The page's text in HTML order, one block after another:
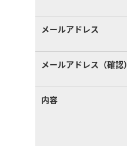
メールアドレス
メールアドレス（確認）
内容